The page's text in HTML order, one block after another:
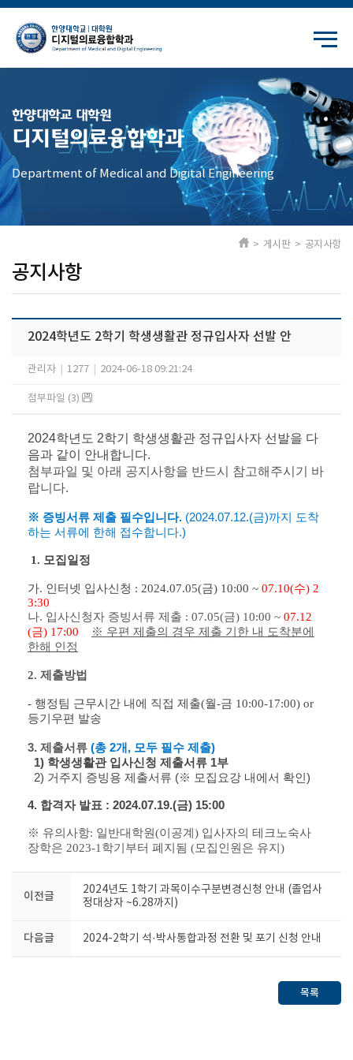
한양대학교 대학원
디지털의료융합학과
Department of Medical and Digital Engineering
공지사항
> 게시판 > 공지사항
2024학년도 2학기 학생생활관 정규입사자 선발 안
관리자 1277 2024-06-18 09:21:24
첨부파일 (3)
2024학년도 2학기 학생생활관 정규입사자 선발을 다
음과 같이 안내합니다.
첨부파일 및 아래 공지사항을 반드시 참고해주시기 바
랍니다.
※ 증빙서류 제출 필수입니다. (2024.07.12.(금)까지 도착
하는 서류에 한해 접수합니다.)
1. 모집 일정
가. 인터넷 입사신청 : 2024.07.05(금) 10:00 ~ 07.10(수) 2
3:30
나. 입사신청자 증빙서류 제출 : 07.05(금) 10:00 ~ 07.12
(금) 17:00
※ 우편 제출의 경우 제출 기한 내 도착분에
한해 인정
2. 제출방법
- 행정팀 근무시간 내에 직접 제출(월-금 10:00-17:00) or
등기우편 발송
3. 제출서류 (총 2개, 모두 필수 제출)
1) 학생생활관 입사신청 제출서류 1부
2) 거주지 증빙용 제출서류 (※ 모집요강 내에서 확인)
4. 합격자 발표 : 2024.07.19.(금) 15:00
※ 유의사항: 일반대학원(이공계) 입사자의 테크노숙사
장학은 2023-1학기부터 폐지됨 (모집인원은 유지)
이전글
2024년도 1학기 과목이수구분변경신청 안내 (졸업사
정대상자 ~6.28까지)
다음글 2024-2학기 석·박사통합과정 전환 및 포기 신청 안내
목록